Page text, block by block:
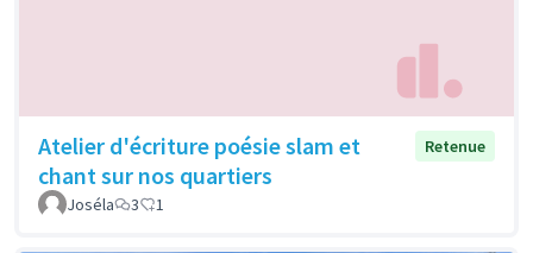
Atelier d'écriture poésie slam et
chant sur nos quartiers
Retenue
Joséla 3 1